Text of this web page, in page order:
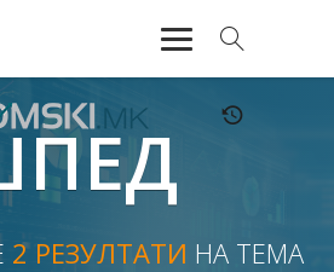
2 РЕЗУЛТАТИ НА ТЕМА